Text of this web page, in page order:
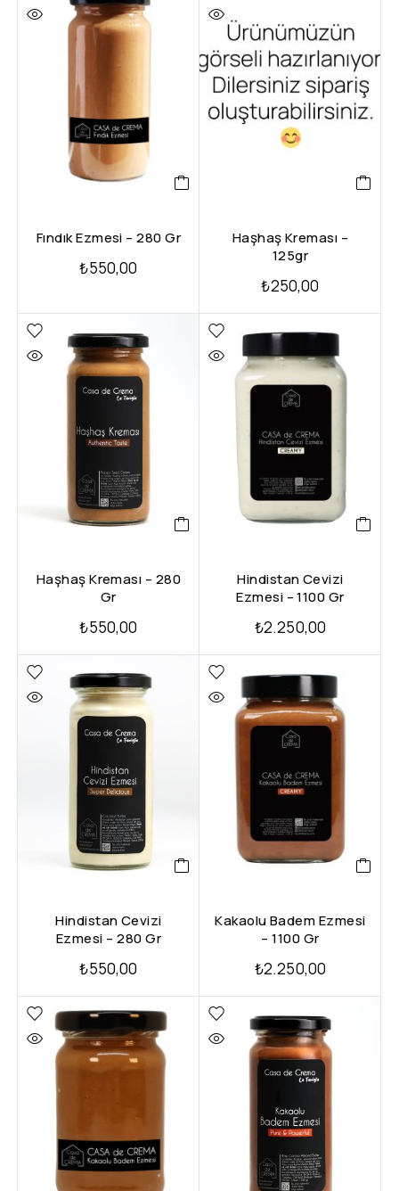
Fındık Ezmesi – 280 Gr
₺550,00
Haşhaş Kreması –
125gr
₺250,00
Haşhaş Kreması – 280
Gr
₺550,00
Hindistan Cevizi
Ezmesi – 1100 Gr
₺2.250,00
Hindistan Cevizi
Ezmesi – 280 Gr
₺550,00
Kakaolu Badem Ezmesi
– 1100 Gr
₺2.250,00